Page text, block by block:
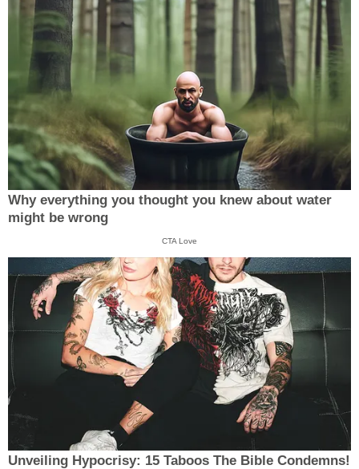
Why everything you thought you knew about water
might be wrong
CTA Love
Unveiling Hypocrisy: 15 Taboos The Bible Condemns!